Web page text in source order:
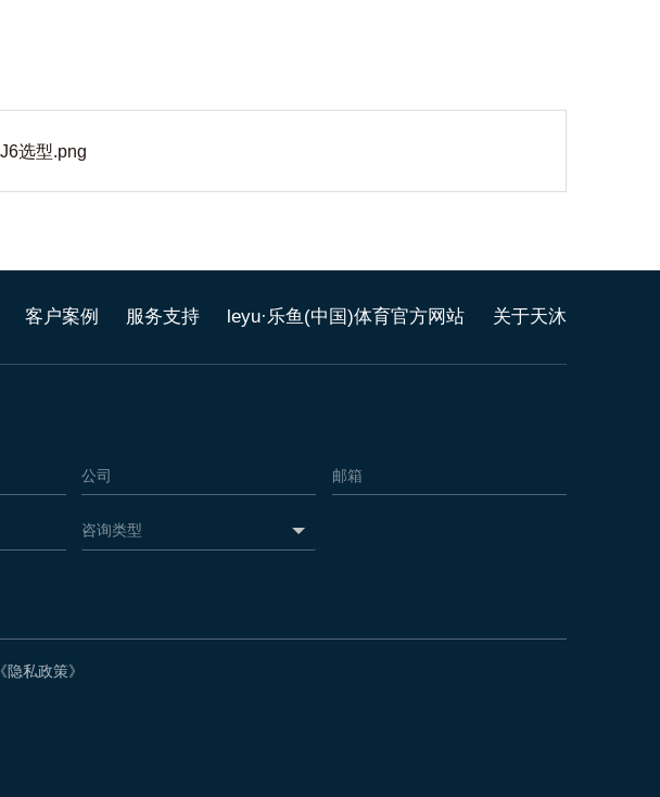
客户案例 服务支持 leyu·乐鱼(中国)体育官方网站 关于天沐
《隐私政策》